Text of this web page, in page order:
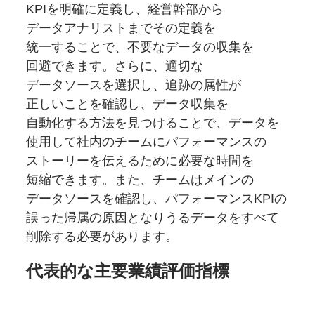
KPIを明確に定義し、経営幹部から
データアナリストまでその定義を
統一することで、不要なデータの収集を
回避できます。 さらに、適切な
データソースを選択し、追跡の属性が
正しいことを確認し、 データ 収集を
自動化する方法を 見つけることで、 データを
使用して社内のチームにパフォーマンスの
ストーリーを伝えるために必要な時間を
短縮できます。
また、 チームはメインの
データソースを確認し、パフォーマンスKPIの
誤った帰属の原因となりうるデータをすべて
削除する必要があります。
代表的な主要業績評価指標